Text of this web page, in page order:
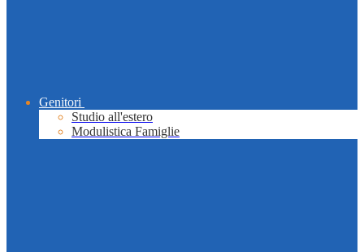
Genitori
Studio all'estero
Modulistica Famiglie